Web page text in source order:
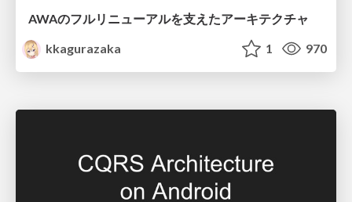
AWAのフルリニューアルを支えたアーキテクチャ
kkagurazaka
1 970